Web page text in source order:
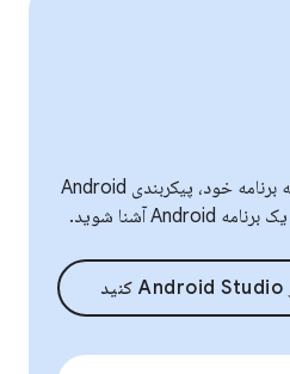
با نحوه تنظیم محیط توسعه برنامه خود، پیکربندی Android